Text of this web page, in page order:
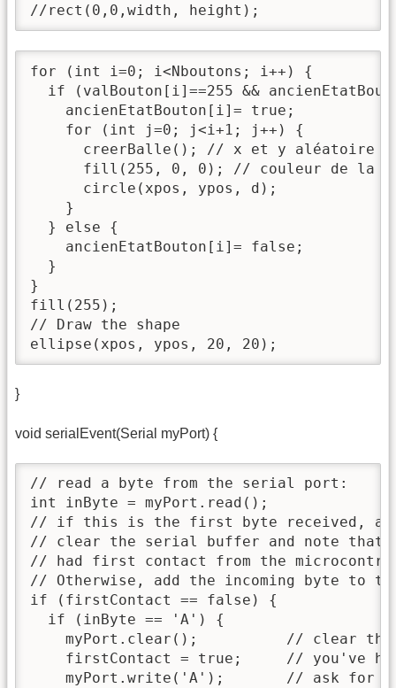
//rect(0,0,width, height);
for (int i=0; i<Nboutons; i++) {
if (valBouton[i]==255 &&
    ancienEtatBouton[i]= true;
    for (int j=0; j<i+1; j++) {
      creerBalle(); // x et y aléatoire
fill(255, 0, 0); // couleur de la
      circle(xpos, ypos, d);
    }
  } else {
    ancienEtatBouton[i]= false;
  }
}
fill(255);
// Draw the shape
ellipse(xpos, ypos, 20, 20);
}
void serialEvent(Serial myPort) {
// read a byte from the serial port:
int inByte = myPort.read();
// if this is the first byte received,
// clear the serial buffer and note that
// had first contact from the
// Otherwise, add the incoming byte to
if (firstContact == false) {
  if (inByte == 'A') {
myPort.clear();          // clear
firstContact = true;     // you've
myPort.write('A');       // ask for